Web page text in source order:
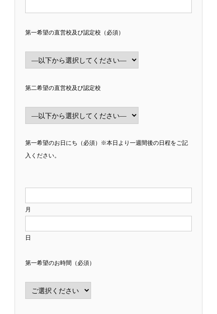
第一希望の直営校及び認定校（必須）
第二希望の直営校及び認定校
第一希望のお日にち（必須）※本日より一週間後の日程をご記
入ください。
月
日
第一希望のお時間（必須）